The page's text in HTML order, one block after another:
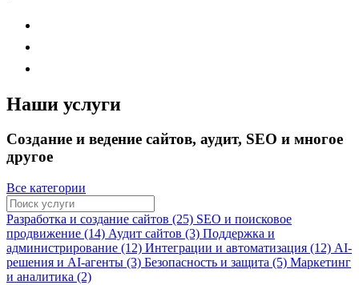
Наши услуги
Создание и ведение сайтов, аудит, SEO и многое
другое
Все категории
Разработка и создание сайтов (25) SEO и поисковое
продвижение (14) Аудит сайтов (3) Поддержка и
администрирование (12) Интеграции и автоматизация (12) AI-
решения и AI-агенты (3) Безопасность и защита (5) Маркетинг
и аналитика (2)